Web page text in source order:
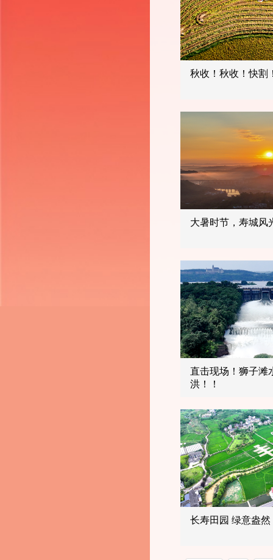
秋收！秋收！快割
大暑时节，寿城风
直击现场！狮子滩
洪！！
长寿田园 绿意盎然